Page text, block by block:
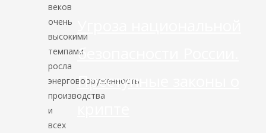
веков
очень
высокими
темпами
росла
энерговооруженность
производства
и
всех
безопасности России.
Преступные законы о